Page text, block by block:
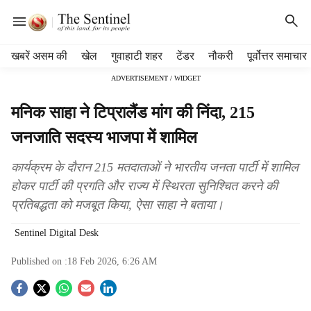
खबरें असम की खेल गुवाहाटी शहर टेंडर नौकरी पूर्वोत्तर समाचार
ADVERTISEMENT / WIDGET
मनिक साहा ने टिप्रालैंड मांग की निंदा, 215
जनजाति सदस्य भाजपा में शामिल
कार्यक्रम के दौरान 215 मतदाताओं ने भारतीय जनता पार्टी में शामिल
होकर पार्टी की प्रगति और राज्य में स्थिरता सुनिश्चित करने की
प्रतिबद्धता को मजबूत किया, ऐसा साहा ने बताया।
Sentinel Digital Desk
Published on :18 Feb 2026, 6:26 AM
S